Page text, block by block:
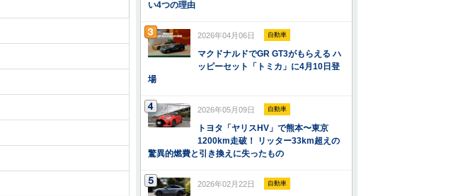
い4つの理由
2026年04月06日 自動車
マクドナルドでGR GT3がもらえる ハ
ッピーセット「トミカ」に4月10日登
場
2026年05月09日 自動車
トヨタ「ヤリスHV」で熊本〜東京
1200km走破！ リッター33km超えの
驚異的燃費と引き換えに失ったもの
2026年02月22日 自動車